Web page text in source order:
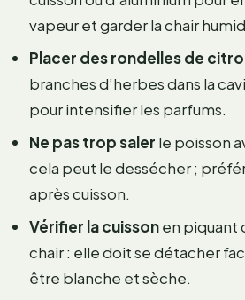
vapeur et garder la chair
Placer des rondelles de
branches d’herbes dans la
pour intensifier les parfums.
Ne pas trop saler le poisson
cela peut le dessécher ;
après cuisson.
Vérifier la cuissonen piquant
chair : elle doit se détacher
être blanche et sèche.